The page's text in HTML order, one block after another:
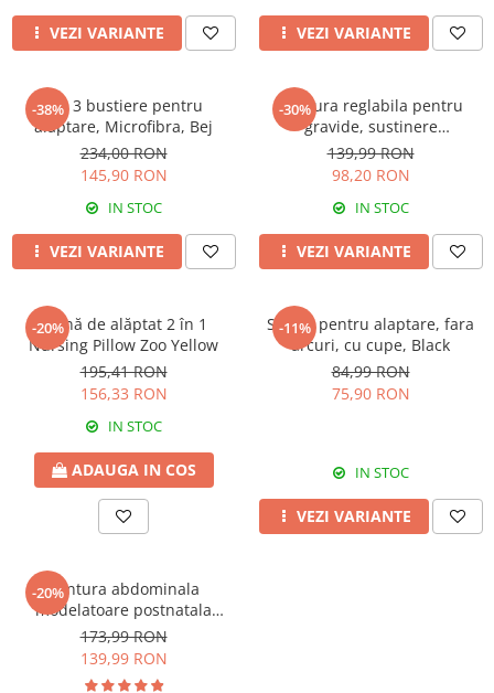
VEZI VARIANTE VEZI VARIANTE
-38%
Set 3 bustiere pentru
alaptare, Microfibra, Bej
234,00 RON
145,90 RON
IN STOC
VEZI VARIANTE
-30%
Centura reglabila pentru
gravide, sustinere
abdominala in timpul sarcinii,
White
139,99 RON
98,20 RON
IN STOC
VEZI VARIANTE
-20%
Pernă de alăptat 2 în 1
Nursing Pillow Zoo Yellow
195,41 RON
156,33 RON
IN STOC
ADAUGA IN COS
-11%
Sutien pentru alaptare, fara
arcuri, cu cupe, Black
84,99 RON
75,90 RON
IN STOC
VEZI VARIANTE
-20%Centura abdominala
modelatoare postnatala
PREMIUM, prindere velcro,
Black
173,99 RON
139,99 RON